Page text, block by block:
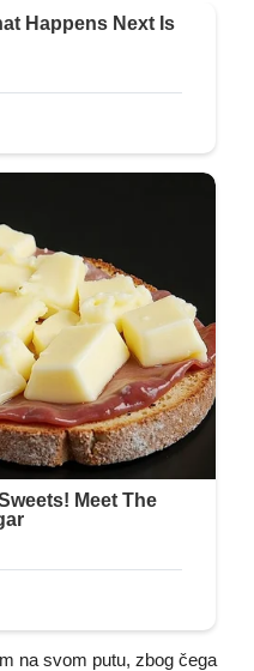
na svom putu, zbog čega